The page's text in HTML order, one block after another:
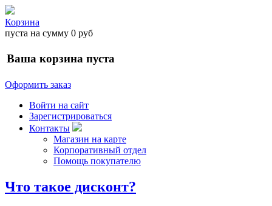
Корзина
пуста на сумму 0 руб
Ваша корзина пуста
Оформить заказ
Войти на сайт
Зарегистрироваться
Контакты
Магазин на карте
Корпоративный отдел
Помощь покупателю
Что такое дисконт?